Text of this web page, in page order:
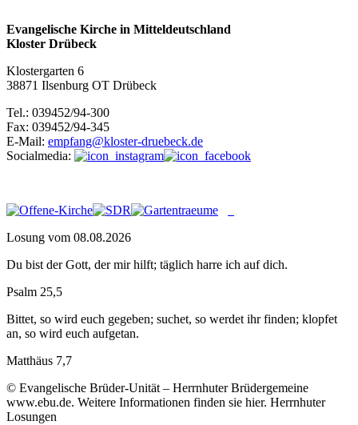
Evangelische Kirche in Mitteldeutschland
Kloster Drübeck
Klostergarten 6
38871 Ilsenburg OT Drübeck
Tel.: 039452/94-300
Fax: 039452/94-345
E-Mail: empfang@kloster-druebeck.de
Socialmedia:
Losung vom 08.08.2026
Du bist der Gott, der mir hilft; täglich harre ich auf dich.
Psalm 25,5
Bittet, so wird euch gegeben; suchet, so werdet ihr finden; klopfet
an, so wird euch aufgetan.
Matthäus 7,7
© Evangelische Brüder-Unität – Herrnhuter Brüdergemeine
www.ebu.de. Weitere Informationen finden sie hier. Herrnhuter
Losungen